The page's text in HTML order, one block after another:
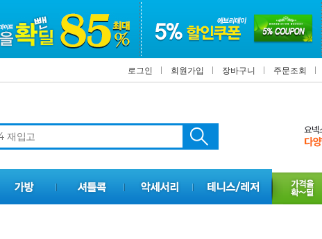
로그인 회원가입 장바구니 주문조회